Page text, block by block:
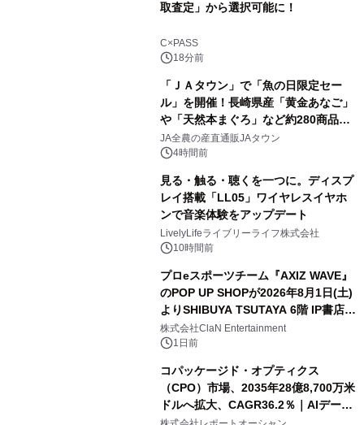
取査定」から選択可能に！
C×PASS
18分前
「ＪＡタウン」で「魚の日限定セー
ル」を開催！長崎県産「黄金あなご」
や「天然本まぐろ」など約280商品を
販売！～毎月１０日の定例企画～
JA全農の産直通販JAタウン
4時間前
見る・触る・聴くを一つに。ディスプ
レイ搭載「LL05」ワイヤレスイヤホ
ンで音楽体験をアップデート
LivelyLifeライブリーライフ株式会社
10時間前
プロeスポーツチーム『AXIZ WAVE』
のPOP UP SHOPが2026年8月1日(土)
よりSHIBUYA TSUTAYA 6階 IP書店で
開催決定！！
株式会社ClaN Entertainment
1日前
コパッケージド・オプティクス
（CPO）市場、2035年28億8,700万米
ドルへ拡大、CAGR36.2％｜AIデータ
センター・高速光通信需要が成長を加